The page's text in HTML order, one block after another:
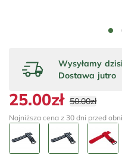
Wysyłamy
Dostawa jutro
25.00zł 50.00zł
Najniższa cena z 30 dni przed